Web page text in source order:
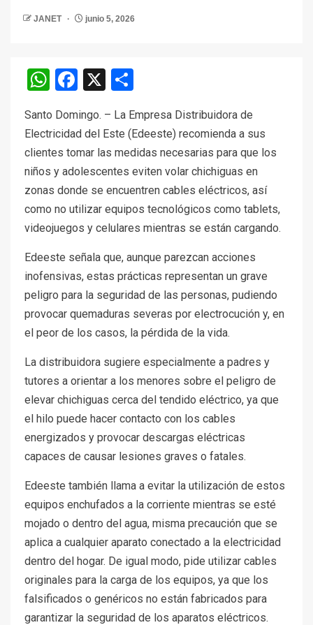
JANET junio 5, 2026
WhatsApp
Facebook
X
Santo Domingo. – La Empresa Distribuidora de
Electricidad del Este (Edeeste) recomienda a sus
clientes tomar las medidas necesarias para que los
niños y adolescentes eviten volar chichiguas en
zonas donde se encuentren cables eléctricos, así
como no utilizar equipos tecnológicos como tablets,
videojuegos y celulares mientras se están cargando.
Edeeste señala que, aunque parezcan acciones
inofensivas, estas prácticas representan un grave
peligro para la seguridad de las personas, pudiendo
provocar quemaduras severas por electrocución y, en
el peor de los casos, la pérdida de la vida.
La distribuidora sugiere especialmente a padres y
tutores a orientar a los menores sobre el peligro de
elevar chichiguas cerca del tendido eléctrico, ya que
el hilo puede hacer contacto con los cables
energizados y provocar descargas eléctricas
capaces de causar lesiones graves o fatales.
Edeeste también llama a evitar la utilización de estos
equipos enchufados a la corriente mientras se esté
mojado o dentro del agua, misma precaución que se
aplica a cualquier aparato conectado a la electricidad
dentro del hogar. De igual modo, pide utilizar cables
originales para la carga de los equipos, ya que los
falsificados o genéricos no están fabricados para
garantizar la seguridad de los aparatos eléctricos.